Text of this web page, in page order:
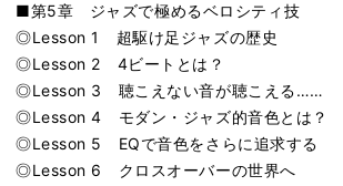
■第5章 ジャズで極めるベロシティ技
◎Lesson 1 超駆け足ジャズの歴史
◎Lesson 2 4ビートとは？
◎Lesson 3 聴こえない音が聴こえる……
◎Lesson 4 モダン・ジャズ的音色とは？
◎Lesson 5 EQで音色をさらに追求する
◎Lesson 6 クロスオーバーの世界へ